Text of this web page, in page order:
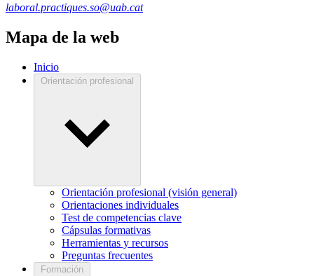
laboral.practiques.so@uab.cat
Mapa de la web
Inicio
Orientación profesional
Orientación profesional (visión general)
Orientaciones individuales
Test de competencias clave
Cápsulas formativas
Herramientas y recursos
Preguntas frecuentes
Formación